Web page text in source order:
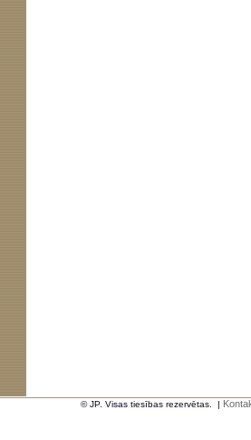
© JP. Visas tiesības rezervētas. |